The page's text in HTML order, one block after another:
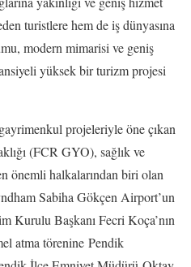
turistlere hem de iş dünyasına
modern mimarisi ve geniş
yüksek bir turizm projesi
projeleriyle öne çıkan
(FCR GYO), sağlık ve
önemli halkalarından biri olan
Sabiha Gökçen Airport’un
Kurulu Başkanı Fecri Koça’nın
atma törenine Pendik